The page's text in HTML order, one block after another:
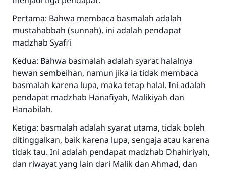
Pertama: Bahwa membaca basmalah adalah
mustahabbah (sunnah), ini adalah pendapat
madzhab Syafi’i
Kedua: Bahwa basmalah adalah syarat halalnya
hewan sembeihan, namun jika ia tidak membaca
basmalah karena lupa, maka tetap halal. Ini adalah
pendapat madzhab Hanafiyah, Malikiyah dan
Hanabilah.
Ketiga: basmalah adalah syarat utama, tidak boleh
ditinggalkan, baik karena lupa, sengaja atau karena
tidak tau. Ini adalah pendapat madzhab Dhahiriyah,
dan riwayat yang lain dari Malik dan Ahmad, dan